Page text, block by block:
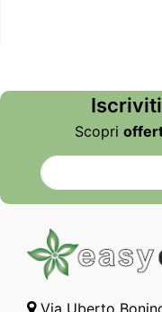
Scopri
Via Uberto